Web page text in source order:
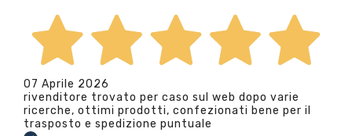
07 Aprile 2026
rivenditore trovato per caso sul web dopo varie
ricerche, ottimi prodotti, confezionati bene per il
trasposto e spedizione puntuale